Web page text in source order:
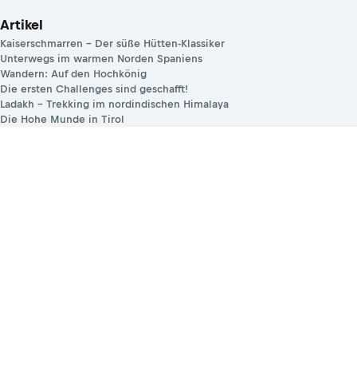
Artikel
Kaiserschmarren – Der süße Hütten-Klassiker
Unterwegs im warmen Norden Spaniens
Wandern: Auf den Hochkönig
Die ersten Challenges sind geschafft!
Ladakh – Trekking im nordindischen Himalaya
Die Hohe Munde in Tirol